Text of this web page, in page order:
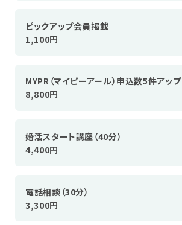
ピックアップ会員掲載
1,100円
MYPR（マイピーアール）申込数5件アップ
8,800円
婚活スタート講座（40分）
4,400円
電話相談（30分）
3,300円